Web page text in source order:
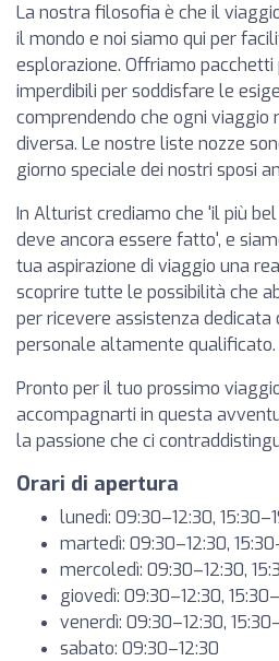
La nostra filosofia è che il
il mondo e noi siamo qui per
esplorazione. Offriamo
imperdibili per soddisfare le
comprendendo che ogni viaggio
diversa. Le nostre liste nozze
giorno speciale dei nostri sposi
In Alturist crediamo che 'il più
deve ancora essere fatto', e
tua aspirazione di viaggio una
scoprire tutte le possibilità che
per ricevere assistenza
personale altamente qualificato.
Pronto per il tuo prossimo
accompagnarti in questa
la passione che ci
Orari di apertura
lunedì: 09:30–12:30,
martedì: 09:30–12:30,
mercoledì: 09:30–12:30,
giovedì: 09:30–12:30,
venerdì: 09:30–12:30,
sabato: 09:30–12:30